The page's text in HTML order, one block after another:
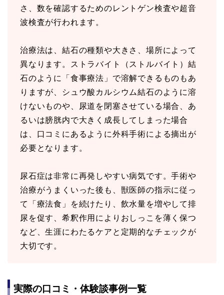
さ、数を確認するためのレントゲン検査や超音
波検査が行われます。
治療法は、結石の種類や大きさ、場所によって
異なります。ストラバイト（ストルバイト）結
石のように「食事療法」で溶解できるものもあ
りますが、シュウ酸カルシウム結石のように溶
けないものや、尿道を閉塞させている場合、あ
るいは膀胱内で大きく成長してしまった場合
は、口コミにあるように外科手術による摘出が
必要となります。
尿石症は非常に再発しやすい病気です。手術や
治療がうまくいった後も、獣医師の指示に従っ
て「療法食」を続けたり、飲水量を増やして排
尿を促す、希釈作用によりおしっこを薄く保つ
など、生涯にわたるケアと定期的なチェックが
大切です。
実際の口コミ・体験談事例一覧